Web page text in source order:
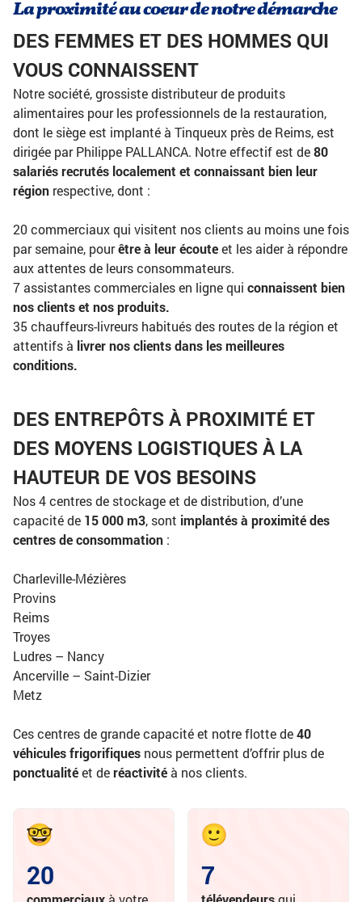
La proximité au coeur de notre démarche
DES FEMMES ET DES HOMMES QUI
VOUS CONNAISSENT
Notre société, grossiste distributeur de produits
alimentaires pour les professionnels de la restauration,
dont le siège est implanté à Tinqueux près de Reims, est
dirigée par Philippe PALLANCA. Notre effectif est de80
salariés recrutés localement et connaissant bien leur
région respective, dont :
20 commerciaux qui visitent nos clients au moins une fois
par semaine, pourêtre à leur écouteet les aider à répondre
aux attentes de leurs consommateurs.
7 assistantes commerciales en ligne qui connaissent bien
nos clients et nos produits.
35 chauffeurs-livreurs habitués des routes de la région et
attentifs à livrer nos clients dans les meilleures
conditions.
DES ENTREPÔTS À PROXIMITÉ ET
DES MOYENS LOGISTIQUES À LA
HAUTEUR DE VOS BESOINS
Nos 4 centres de stockage et de distribution, d’une
capacité de 15 000 m3, sont implantés à proximité des
centres de consommation :
Charleville-Mézières
Provins
Reims
Troyes
Ludres – Nancy
Ancerville – Saint-Dizier
Metz
Ces centres de grande capacité et notre flotte de40
véhicules frigorifiques nous permettent d’offrir plus de
ponctualitéet deréactivitéà nos clients.
20 7